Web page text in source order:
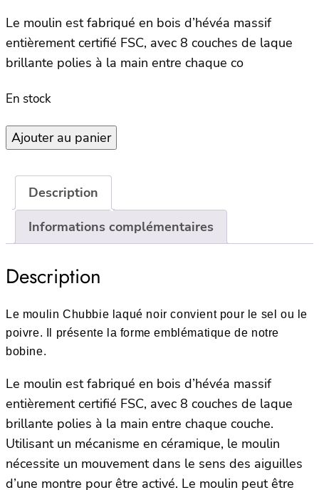
Le moulin est fabriqué en bois d’hévéa massif
entièrement certifié FSC, avec 8 couches de laque
brillante polies à la main entre chaque co
En stock
quantité
de
Chubbie
Moulin
ou
–
Ajouter au panier
Description
Informations complémentaires
Description
Le moulin Chubbie laqué noir convient pour le sel ou le
poivre. Il présente la forme emblématique de notre
bobine.
Le moulin est fabriqué en bois d’hévéa massif
entièrement certifié FSC, avec 8 couches de laque
brillante polies à la main entre chaque couche.
Utilisant un mécanisme en céramique, le moulin
nécessite un mouvement dans le sens des aiguilles
d’une montre pour être activé. Le moulin peut être